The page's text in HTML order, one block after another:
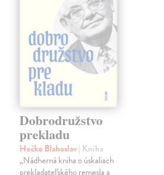
Dobrodružstvo
prekladu
Hečko Blahoslav| Kniha
„Nádherná kniha o úskaliach
prekladateľského remesla a